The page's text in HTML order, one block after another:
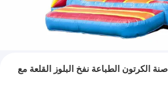
الكرتون الطباعة نفخ البلوز القلعة مع